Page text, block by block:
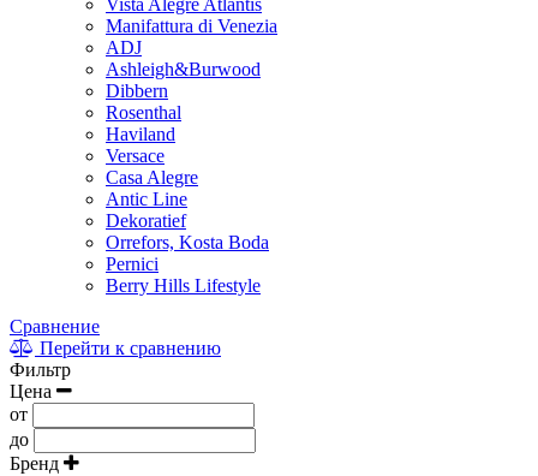
Manifattura di Venezia
ADJ
Ashleigh&Burwood
Dibbern
Rosenthal
Haviland
Versace
Casa Alegre
Antic Line
Dekoratief
Orrefors, Kosta Boda
Pernici
Berry Hills Lifestyle
Сравнение
Перейти к сравнению
Фильтр
Цена
от
до
Бренд